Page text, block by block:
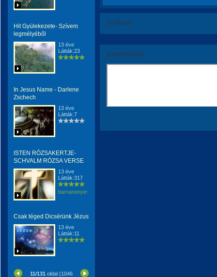
Hit Gyülekezete- Szívem
legmélyéből
13 éve
Látták:23
In Jesus Name - Darlene
Zschech
13 éve
Látták:7
ISTEN RÓZSAKERTJE-
SCHVALM RÓZSA VERSE
13 éve
Látták:317
barnanenyevrenkaerzsebeterzsebet
Csak téged Dicsérünk Jézus
13 éve
Látták:11
11/131 oldal (1046
Értékeld!
Kommentáld!